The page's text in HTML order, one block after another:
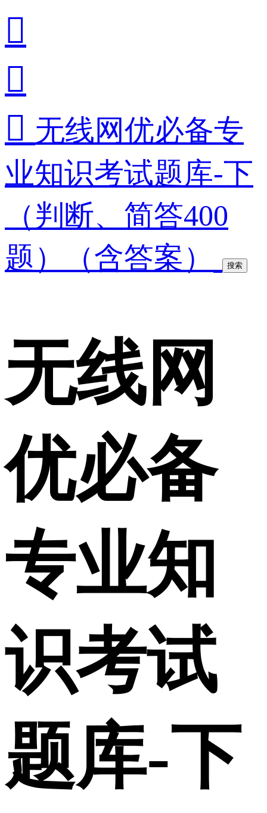


 无线网优必备专
业知识考试题库-下
（判断、简答400
题）（含答案）
搜索
无线网
优必备
专业知
识考试
题库-下